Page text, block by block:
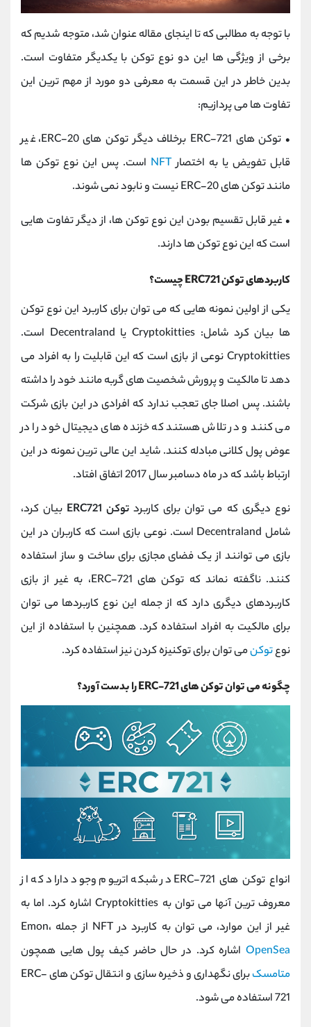
با توجه به مطالبی که تا اینجای مقاله عنوان شد، متوجه شدیم که
برخی از ویژگی ها این دو نوع توکن با یکدیگر متفاوت است.
بدین خاطر در این قسمت به معرفی دو مورد از مهم ترین این
تفاوت ها می پردازیم:
•
توکن های ERC-721 برخلاف دیگر توکن های ERC-20، غیر
قابل تفویض یا به اختصارNFT است. پس این نوع توکن ها
مانند توکن های ERC-20 نیست و نابود نمی شوند.
•غیر قابل تقسیم بودن این نوع توکن ها، از دیگر تفاوت هایی
است که این نوع توکن ها دارند.
کاربردهای توکن ERC721 چیست؟
یکی از اولین نمونه هایی که می توان برای کاربرد این نوع توکن
ها بیان کرد شامل: Cryptokitties یا Decentraland است.
Cryptokitties نوعی از بازی است که این قابلیت را به افراد می
دهد تا مالکیت و پرورش شخصیت های گربه مانند خود را داشته
باشند. پس اصلا جای تعجب ندارد که افرادی در این بازی شرکت
می کنند و در تلاش هستند که خزنده های دیجیتال خود را در
عوض پول کلانی مبادله کنند. شاید این عالی ترین نمونه در این
ارتباط باشد که در ماه دسامبر سال 2017 اتفاق افتاد.
نوع دیگری که می توان برای کاربردتوکن ERC721
بیان کرد،
شامل Decentraland است. نوعی بازی است که کاربران در این
بازی می توانند از یک فضای مجازی برای ساخت و ساز استفاده
کنند. ناگفته نماند که توکن های ERC-721، به غیر از بازی
کاربردهای دیگری دارد که از جمله این نوع کاربردها می توان
برای مالکیت به افراد استفاده کرد. همچنین با استفاده از این
نوعتوکنمی توان برای توکنیزه کردن نیز استفاده کرد.
چگونه می توان توکن های ERC-721 را بدست آورد؟
انواع توکن های ERC-721 در شبکه اتریوم وجود داراد که از
معروف ترین آنها می توان به Cryptokitties اشاره کرد. اما به
غیر از این موارد، می توان به کاربرد در NFT از جمله Emon،
OpenSea اشاره کرد. در حال حاضر کیف پول هایی همچون
متامسک
برای نگهداری و ذخیره سازی و انتقال توکن های ERC-
721 استفاده می شود.